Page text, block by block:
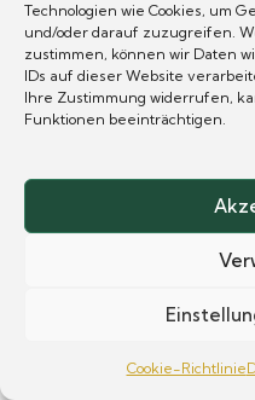
Technologien wie Cookies, um
und/oder darauf zuzugreifen.
zustimmen, können wir Daten
IDs auf dieser Website
Ihre Zustimmung widerrufen,
Funktionen beeinträchtigen.
Cookie-Richtlinie
Tel: +666-888-9999